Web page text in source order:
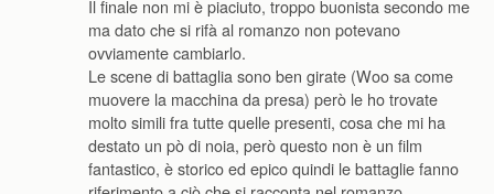
Il finale non mi è piaciuto, troppo buonista secondo me
ma dato che si rifà al romanzo non potevano
ovviamente cambiarlo.
Le scene di battaglia sono ben girate (Woo sa come
muovere la macchina da presa) però le ho trovate
molto simili fra tutte quelle presenti, cosa che mi ha
destato un pò di noia, però questo non è un film
fantastico, è storico ed epico quindi le battaglie fanno